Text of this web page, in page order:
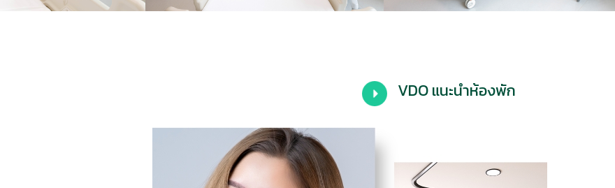
VDO แนะนำห้องพัก